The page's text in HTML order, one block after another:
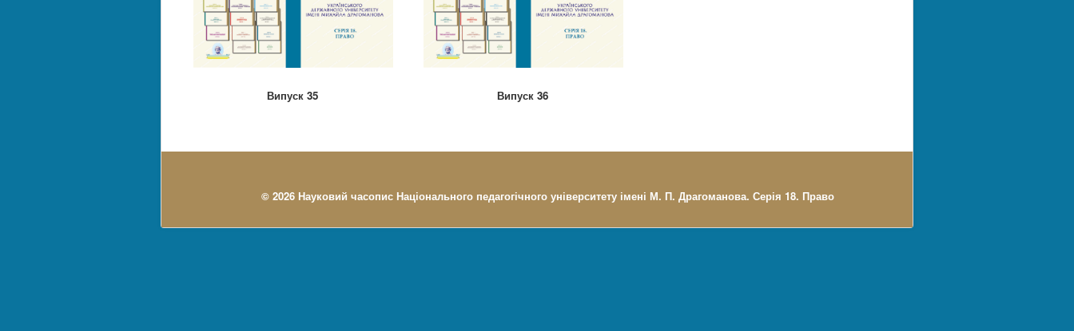
Випуск 35 Випуск 36
© 2026 Науковий часопис Національного педагогічного університету імені М. П. Драгоманова. Серія 18. Право